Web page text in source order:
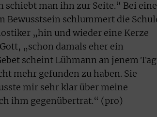
schiebt man ihn zur Seite.“ Bei
Bewusstsein schlummert die
„hin und wieder eine Kerze
„schon damals eher ein
scheint Lühmann an jenem
mehr gefunden zu haben. Sie
mir sehr klar über meine
ihm gegenübertrat.“ (pro)